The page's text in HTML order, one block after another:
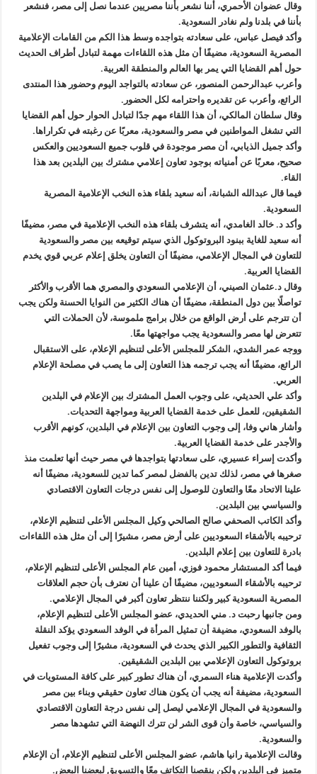
وقال عضوان الأحمري، أننا نشعر بأننا مصريين عندما نصل إلى مصر، فنشعر
بأننا في بلدنا ولم نغادر السعودية.
وأكد فيصل عباس، على سعادته بتواجده وسط هذا الكم من القامات الإعلامية
المصرية السعودية، مضيفًا أن مثل هذه اللقاءات مهمة لتبادل أطراف الحديث
حول أهم القضايا التي يمر بها العالم والمنطقة العربية.
وأعرب عبدالرحمن المنصور، عن سعادته بالتواجد اليوم وحضور هذا المنتدى
الرائع، وأعرب عن تقديره واحترامه لكل الحضور.
وقال سلطان المالكي، أن هذا اللقاء مهم جدًا لتبادل الحوار حول أهم القضايا
التي تشغل المواطنين في مصر والسعودية، معربًا عن رغبته في تكراراها.
وأكد جميل الذيابي، أن مصر موجودة في قلوب جميع السعوديين والعكس
صحيح، معربًا عن أمنياته بوجود تعاون إعلامي مشترك بين البلدين بعد هذا
القاء.
فيما قال عبدالله الشبانة، أنه سعيد بلقاء هذه النخب الإعلامية المصرية
السعودية.
وأكد د. خالد الغامدي، أنه يتشرف بلقاء هذه النخب الإعلامية في مصر، مضيفًا
أنه سعيد للغاية ببنود البروتوكول الذي سيتم توقيعه بين مصر والسعودية
للتعاون في المجال الإعلامي، مضيفًا أن التعاون يخلق إعلام عربي قوي يخدم
القضايا العربية.
وقال د.عثمان الصيني، أن الإعلامي السعودي والمصري هما الأقرب والأكثر
تواصلًا بين دول المنطقة، مضيفًا أن هناك الكثير من النوايا الحسنة ولكن يجب
أن تترجم على أرض الواقع من خلال برامج ملموسة، لأن الحملات التي
تتعرض لها مصر والسعودية يجب مواجهتها معًا.
ووجه عمر الشدي، الشكر للمجلس الأعلى لتنظيم الإعلام، على الاستقبال
الرائع، مضيفًا أنه يجب ترجمه هذا التعاون إلى ما يصب في مصلحة الإعلام
العربي.
وأكد علي الحديثي، على وجوب العمل المشترك بين الإعلام في البلدين
الشقيقين، للعمل على خدمة القضايا العربية ومواجهة التحديات.
وأشار هاني وفا، إلى وجوب التعاون بين الإعلام في البلدين، كونهم الأقرب
والأجدر على خدمة القضايا العربية.
وأكدت إسراء عسيري، على سعادتها بتواجدها في مصر حيث أنها تعلمت منذ
صغرها في مصر، لذلك تدين بالفضل لمصر كما تدين للسعودية، مضيفًا أنه
علينا الاتحاد معًا والتعاون للوصول إلى نفس درجات التعاون الاقتصادي
والسياسي بين البلدين.
وأكد الكاتب الصحفي صالح الصالحي وكيل المجلس الأعلى لتنظيم الإعلام،
ترحيبه بالأشقاء السعوديين على أرض مصر، مشيرًا إلى أن مثل هذه اللقاءات
بادرة للتعاون بين إعلام البلدين.
فيما أكد المستشار محمود فوزي، أمين عام المجلس الأعلى لتنظيم الإعلام،
ترحيبه بالأشقاء السعوديين، مضيفًا أن علينا أن نعترف بأن حجم العلاقات
المصرية السعودية كبير ولكننا ننتظر تعاون أكبر في المجال الإعلامي.
ومن جانبها رحبت د. مني الحديدي، عضو المجلس الأعلى لتنظيم الإعلام،
بالوفد السعودي، مضيفة أن تمثيل المرأة في الوفد السعودي يؤكد النقلة
الثقافية والتطور الكبير الذي يحدث في السعودية، مشيرًا إلى وجوب تفعيل
بروتوكول التعاون الإعلامي بين البلدين الشقيقين.
وأكدت الإعلامية هناء السمري، أن هناك تطور كبير على كافة المستويات في
السعودية، مضيفة أنه يجب أن يكون هناك تعاون حقيقي وبناء بين مصر
والسعودية في المجال الإعلامي ليصل إلى نفس درجة التعاون الاقتصادي
والسياسي، خاصة وأن قوى الشر لن تترك النهضة التي تشهدها مصر
والسعودية.
وقالت الإعلامية رانيا هاشم، عضو المجلس الأعلى لتنظيم الإعلام، أن الإعلام
متميز في البلدين ولكن ينقصنا التكاتف معًا والتسويق لبعضنا البعض.